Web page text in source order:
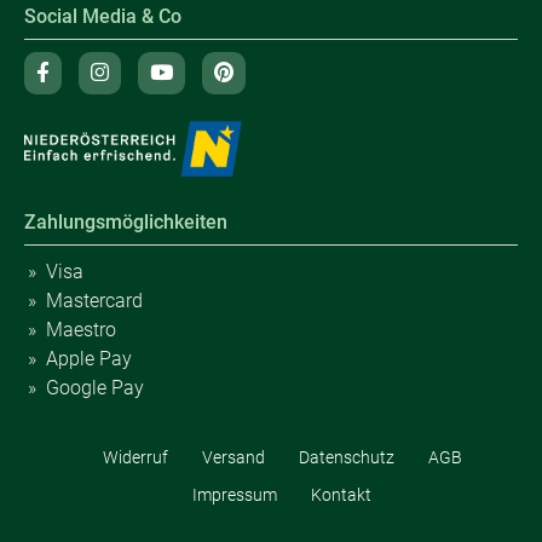
Social Media & Co
Zahlungsmöglichkeiten
Visa
Mastercard
Maestro
Apple Pay
Google Pay
Widerruf Versand Datenschutz
AGB
Impressum
Kontakt